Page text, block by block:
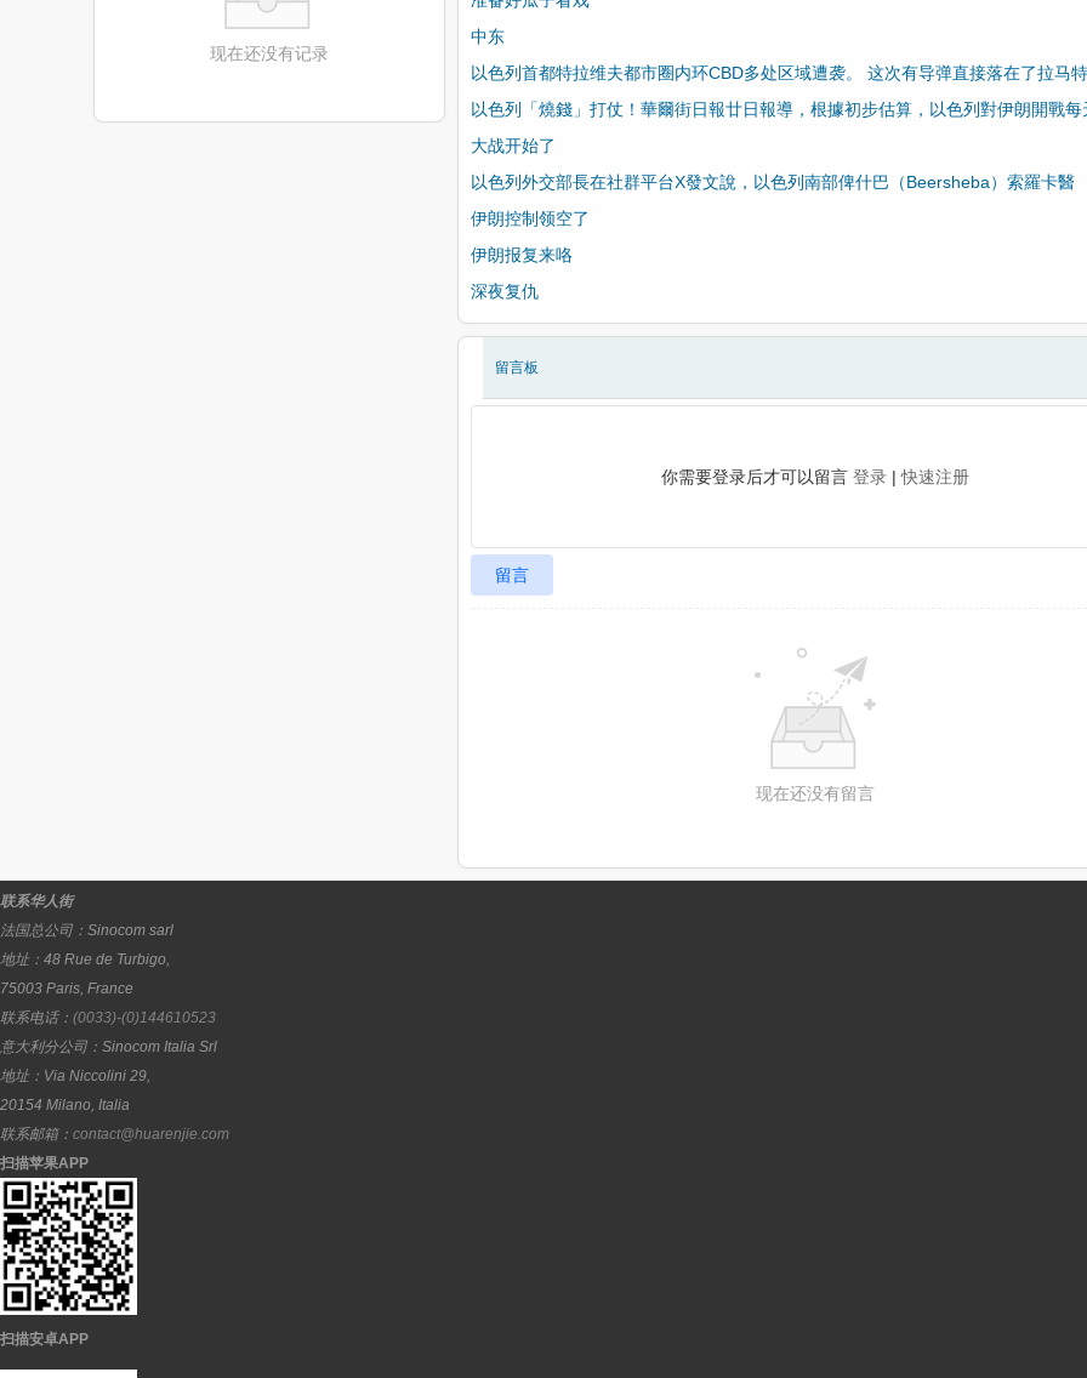
现在还没有记录
中东
以色列首都特拉维夫都市圈内环CBD多处区域遭袭。 这次有导弹直接落在了拉马
以色列「燒錢」打仗！華爾街日報廿日報導，根據初步估算，以色列對伊朗開戰每
大战开始了
以色列外交部長在社群平台X發文說，以色列南部俾什巴（Beersheba）索羅卡醫
伊朗控制领空了
伊朗报复来咯
深夜复仇
留言板
你需要登录后才可以留言 登录 |快速注册
留言
现在还没有留言
联系华人街
法国总公司： Sinocom sarl
地址： 48 Rue de Turbigo,
75003 Paris, France
联系电话： (0033)-(0)144610523
意大利分公司： Sinocom Italia Srl
地址： Via Niccolini 29,
20154 Milano, Italia
联系邮箱： contact@huarenjie.com
扫描苹果APP
扫描安卓APP